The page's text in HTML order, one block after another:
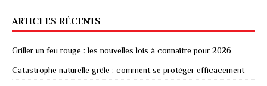
ARTICLES RÉCENTS
Griller un feu rouge : les nouvelles lois à connaître pour 2026
Catastrophe naturelle grêle : comment se protéger efficacement